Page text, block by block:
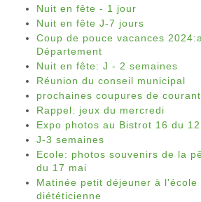
Nuit en fête - 1 jour
Nuit en fête J-7 jours
Coup de pouce vacances
Département
Nuit en fête: J - 2 semaines
Réunion du conseil municipal
prochaines coupures de courant
Rappel: jeux du mercredi
Expo photos au Bistrot 16 du
J-3 semaines
Ecole: photos souvenirs de la
du 17 mai
Matinée petit déjeuner à l'école
diététicienne